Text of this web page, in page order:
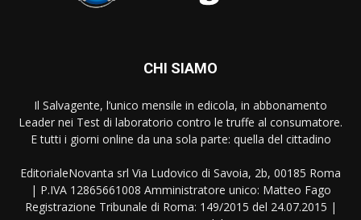
CHI SIAMO
Il Salvagente, l’unico mensile in edicola, in abbonamento
Leader nei Test di laboratorio contro le truffe al consumatore.
E tutti i giorni online da una sola parte: quella del cittadino
EditorialeNovanta srl Via Ludovico di Savoia, 2b, 00185 Roma
| P.IVA 12865661008 Amministratore unico: Matteo Fago
Registrazione Tribunale di Roma: 149/2015 del 24.07.2015 |